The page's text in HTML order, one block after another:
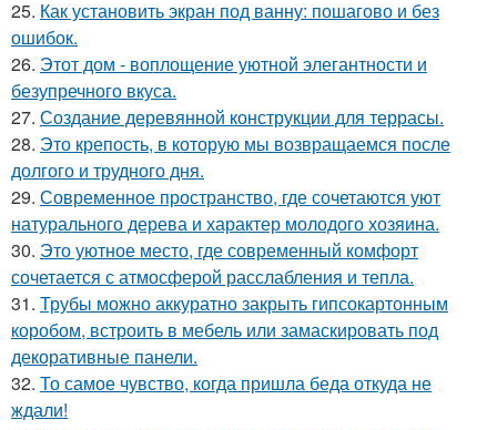
25. Как установить экран под ванну: пошагово и без
ошибок.
26. Этот дом - воплощение уютной элегантности и
безупречного вкуса.
27. Создание деревянной конструкции для террасы.
28. Это крепость, в которую мы возвращаемся после
долгого и трудного дня.
29. Современное пространство, где сочетаются уют
натурального дерева и характер молодого хозяина.
30. Это уютное место, где современный комфорт
сочетается с атмосферой расслабления и тепла.
31. Трубы можно аккуратно закрыть гипсокартонным
коробом, встроить в мебель или замаскировать под
декоративные панели.
32. То самое чувство, когда пришла беда откуда не
ждали!